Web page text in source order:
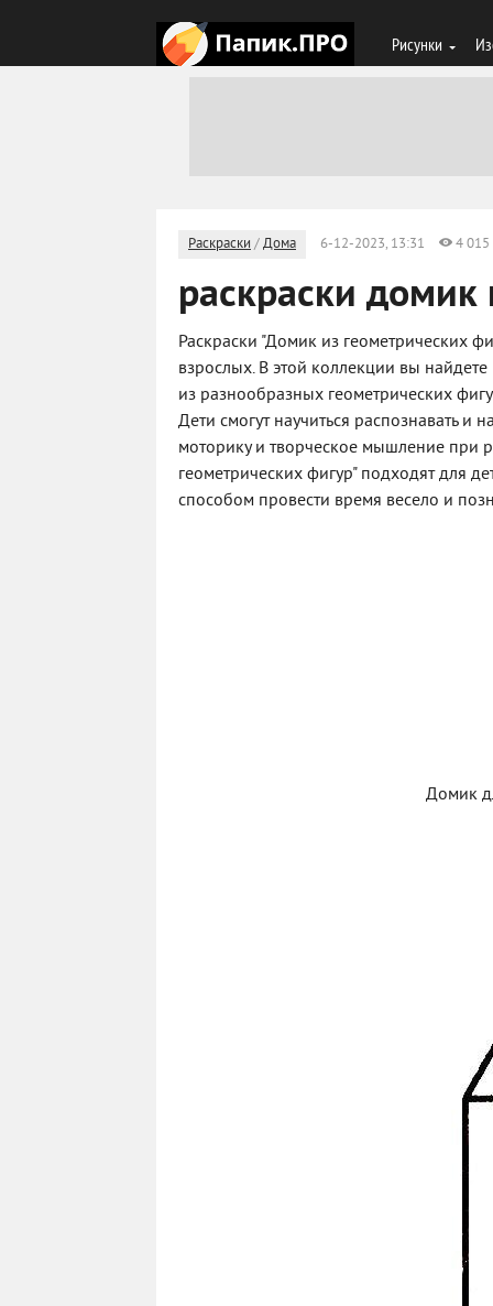
Рисунки
Раскраски /Дома 6-12-2023, 13:31 4 015
раскраски домик
Раскраски "Домик из геометрических
взрослых. В этой коллекции вы
из разнообразных геометрических
Дети смогут научиться распознавать
моторику и творческое мышление при
геометрических фигур" подходят для
способом провести время весело и
Домик